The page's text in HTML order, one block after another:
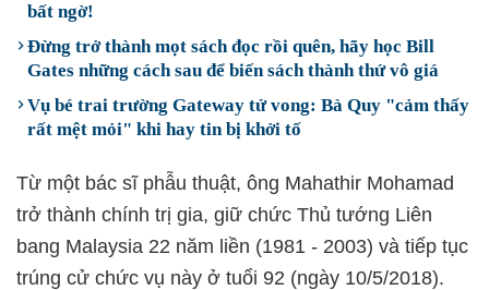
bất ngờ!
Đừng trở thành mọt sách đọc rồi quên, hãy học Bill
Gates những cách sau để biến sách thành thứ vô giá
Vụ bé trai trường Gateway tử vong: Bà Quy "cảm thấy
rất mệt mỏi" khi hay tin bị khởi tố
Từ một bác sĩ phẫu thuật, ông Mahathir Mohamad
trở thành chính trị gia, giữ chức Thủ tướng Liên
bang Malaysia 22 năm liền (1981 - 2003) và tiếp tục
trúng cử chức vụ này ở tuổi 92 (ngày 10/5/2018).